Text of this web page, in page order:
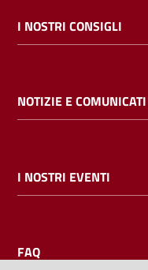
bibliotecario
I NOSTRI CONSIGLI
NOTIZIE E
I NOSTRI EVENTI
FAQ